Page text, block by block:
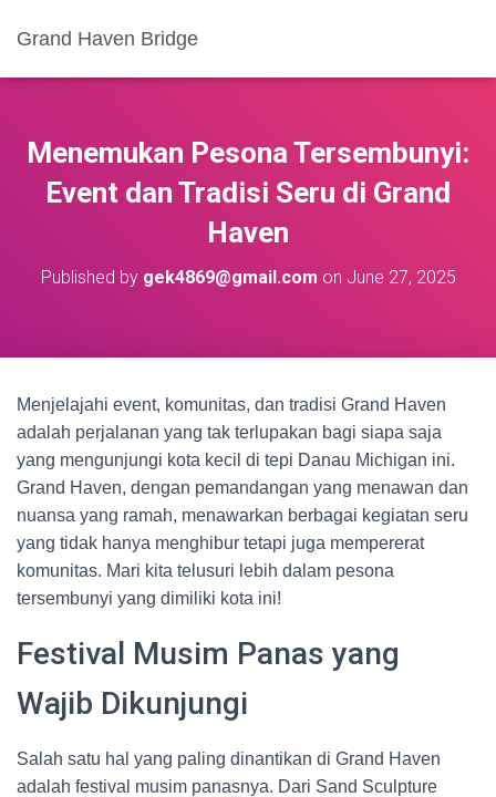
Grand Haven Bridge
Menemukan Pesona Tersembunyi:
Event dan Tradisi Seru di Grand
Haven
Published by gek4869@gmail.com on June 27, 2025
Menjelajahi event, komunitas, dan tradisi Grand Haven
adalah perjalanan yang tak terlupakan bagi siapa saja
yang mengunjungi kota kecil di tepi Danau Michigan ini.
Grand Haven, dengan pemandangan yang menawan dan
nuansa yang ramah, menawarkan berbagai kegiatan seru
yang tidak hanya menghibur tetapi juga mempererat
komunitas. Mari kita telusuri lebih dalam pesona
tersembunyi yang dimiliki kota ini!
Festival Musim Panas yang
Wajib Dikunjungi
Salah satu hal yang paling dinantikan di Grand Haven
adalah festival musim panasnya. Dari Sand Sculpture